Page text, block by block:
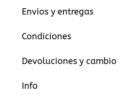
Envios y entregas
Condiciones
Devoluciones y cambio
Info